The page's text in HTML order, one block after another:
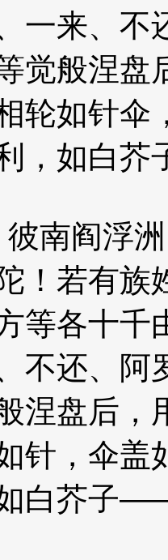
一来、不
觉般涅盘
如针伞
，如白
南阎浮
！若有
等各十千
不还、阿
涅盘后，
，伞盖
白芥子